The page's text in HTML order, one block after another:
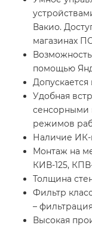
Вакио.
магазинах
помощью
Удобная
сенсорными
режимов
Наличие ИК-
Монтаж на
КИВ-125, КПВ-
Толщина
Фильтр
–
Высокая